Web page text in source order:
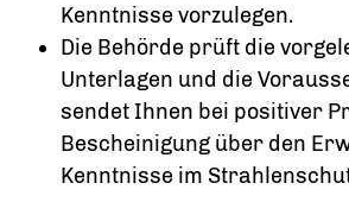
Kenntnisse vorzulegen.
Die Behörde prüft die
Unterlagen und die
sendet Ihnen bei positiver
Bescheinigung über den
Kenntnisse im